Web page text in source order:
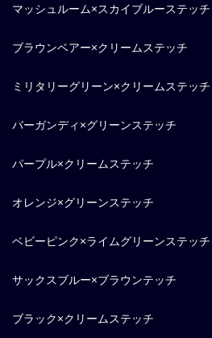
マッシュルーム×スカイブルーステッチ
ブラウンベアー×クリームステッチ
ミリタリーグリーン×クリームステッチ
バーガンディ×グリーンステッチ
パープル×クリームステッチ
オレンジ×グリーンステッチ
ベビーピンク×ライムグリーンステッチ
サックスブルー×ブラウンテッチ
ブラック×クリームステッチ